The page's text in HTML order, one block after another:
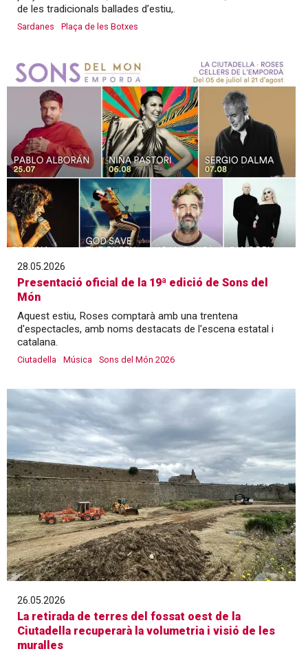
de les tradicionals ballades d’estiu,.
Sardanes Plaça de les Botxes
28.05.2026
Presentació oficial de la 19ª edició de Sons del
Món
Aquest estiu, Roses comptarà amb una trentena
d'espectacles, amb noms destacats de l'escena estatal i
catalana.
Ciutadella Música Sons del Món 2026
26.05.2026
La retirada de terres del fossat oest de la
Ciutadella recuperarà la volumetria i visió de les
muralles